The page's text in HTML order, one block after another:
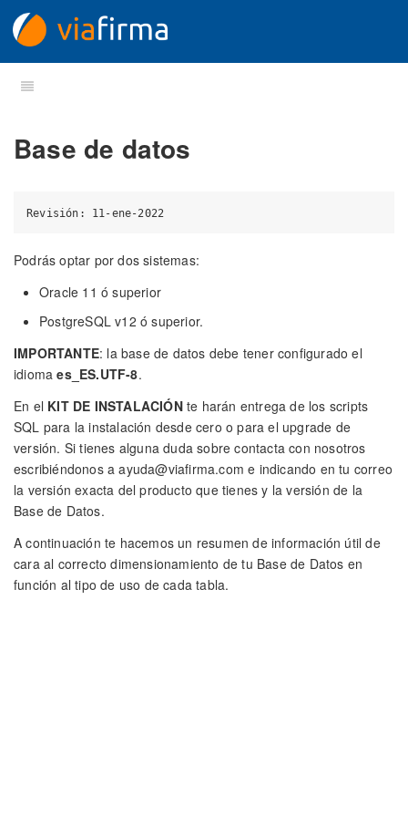
Base de datos
Podrás optar por dos sistemas:
Oracle 11 ó superior
PostgreSQL v12 ó superior.
IMPORTANTE: la base de datos debe tener configurado el
idiomaes_ES.UTF-8.
En el KIT DE INSTALACIÓNte harán entrega de los scripts
SQL para la instalación desde cero o para el upgrade de
versión. Si tienes alguna duda sobre contacta con nosotros
escribiéndonos aayuda@viafirma.com e indicando en tu correo
la versión exacta del producto que tienes y la versión de la
Base de Datos.
A continuación te hacemos un resumen de información útil de
cara al correcto dimensionamiento de tu Base de Datos en
función al tipo de uso de cada tabla.